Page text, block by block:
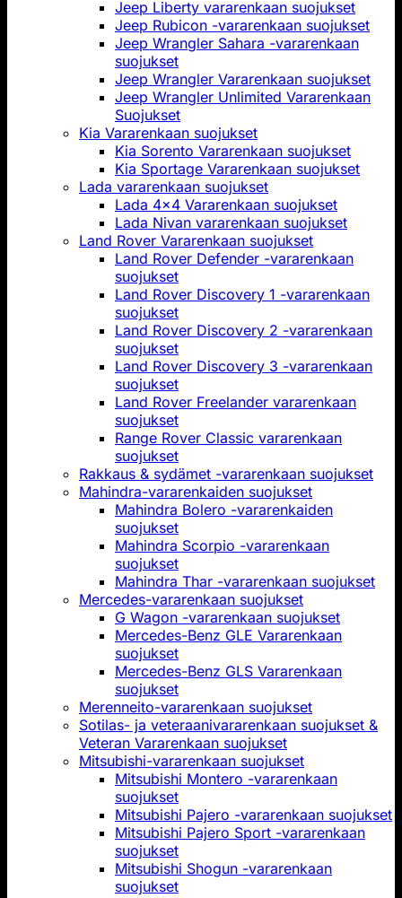
Jeep Liberty vararenkaan suojukset
Jeep Rubicon -vararenkaan suojukset
Jeep Wrangler Sahara -vararenkaan
suojukset
Jeep Wrangler Vararenkaan suojukset
Jeep Wrangler Unlimited Vararenkaan
Suojukset
Kia Vararenkaan suojukset
Kia Sorento Vararenkaan suojukset
Kia Sportage Vararenkaan suojukset
Lada vararenkaan suojukset
Lada 4x4 Vararenkaan suojukset
Lada Nivan vararenkaan suojukset
Land Rover Vararenkaan suojukset
Land Rover Defender -vararenkaan
suojukset
Land Rover Discovery 1 -vararenkaan
suojukset
Land Rover Discovery 2 -vararenkaan
suojukset
Land Rover Discovery 3 -vararenkaan
suojukset
Land Rover Freelander vararenkaan
suojukset
Range Rover Classic vararenkaan
suojukset
Rakkaus & sydämet -vararenkaan suojukset
Mahindra-vararenkaiden suojukset
Mahindra Bolero -vararenkaiden
suojukset
Mahindra Scorpio -vararenkaan
suojukset
Mahindra Thar -vararenkaan suojukset
Mercedes-vararenkaan suojukset
G Wagon -vararenkaan suojukset
Mercedes-Benz GLE Vararenkaan
suojukset
Mercedes-Benz GLS Vararenkaan
suojukset
Merenneito-vararenkaan suojukset
Sotilas- ja veteraanivararenkaan suojukset &
Veteran Vararenkaan suojukset
Mitsubishi-vararenkaan suojukset
Mitsubishi Montero -vararenkaan
suojukset
Mitsubishi Pajero -vararenkaan suojukset
Mitsubishi Pajero Sport -vararenkaan
suojukset
Mitsubishi Shogun -vararenkaan
suojukset